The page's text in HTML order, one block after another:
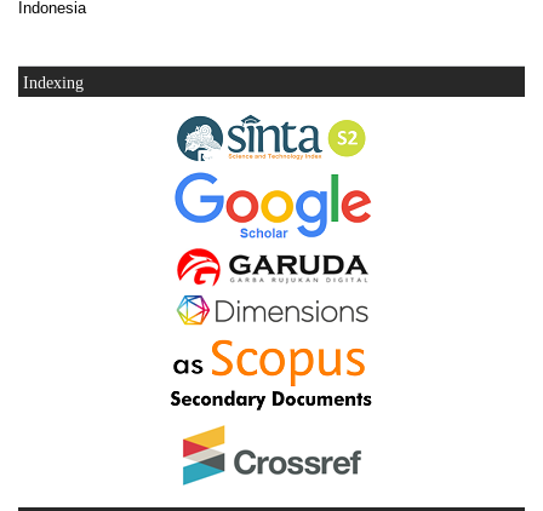
Indonesia
Indexing